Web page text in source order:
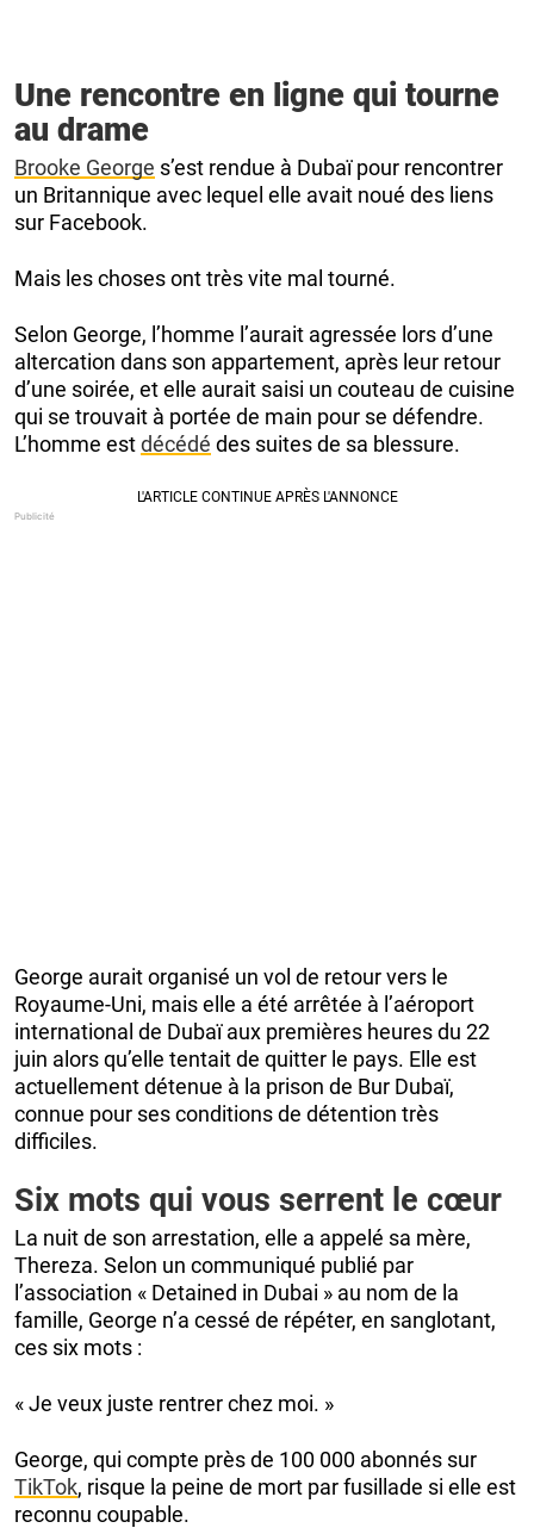
Une rencontre en ligne qui tourne
au drame
Brooke George s’est rendue à Dubaï pour rencontrer
un Britannique avec lequel elle avait noué des liens
sur Facebook.
Mais les choses ont très vite mal tourné.
Selon George, l’homme l’aurait agressée lors d’une
altercation dans son appartement, après leur retour
d’une soirée, et elle aurait saisi un couteau de cuisine
qui se trouvait à portée de main pour se défendre.
L’homme estdécédé des suites de sa blessure.
George aurait organisé un vol de retour vers le
Royaume-Uni, mais elle a été arrêtée à l’aéroport
international de Dubaï aux premières heures du 22
juin alors qu’elle tentait de quitter le pays. Elle est
actuellement détenue à la prison de Bur Dubaï,
connue pour ses conditions de détention très
difficiles.
Six mots qui vous serrent le cœur
La nuit de son arrestation, elle a appelé sa mère,
Thereza. Selon un communiqué publié par
l’association « Detained in Dubai » au nom de la
famille, George n’a cessé de répéter, en sanglotant,
ces six mots :
« Je veux juste rentrer chez moi. »
George, qui compte près de 100 000 abonnés sur
TikTok, risque la peine de mort par fusillade si elle est
reconnu coupable.